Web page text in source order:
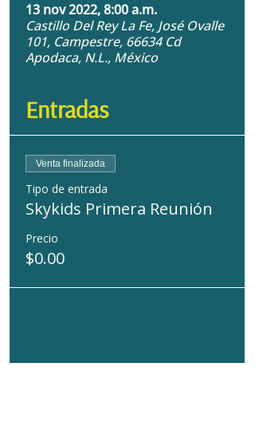
13 nov 2022, 8:00 a.m.
Castillo Del Rey La Fe, José Ovalle
101, Campestre, 66634 Cd
Apodaca, N.L., México
Entradas
Venta finalizada
Tipo de entrada
Skykids Primera Reunión
Precio
$0.00